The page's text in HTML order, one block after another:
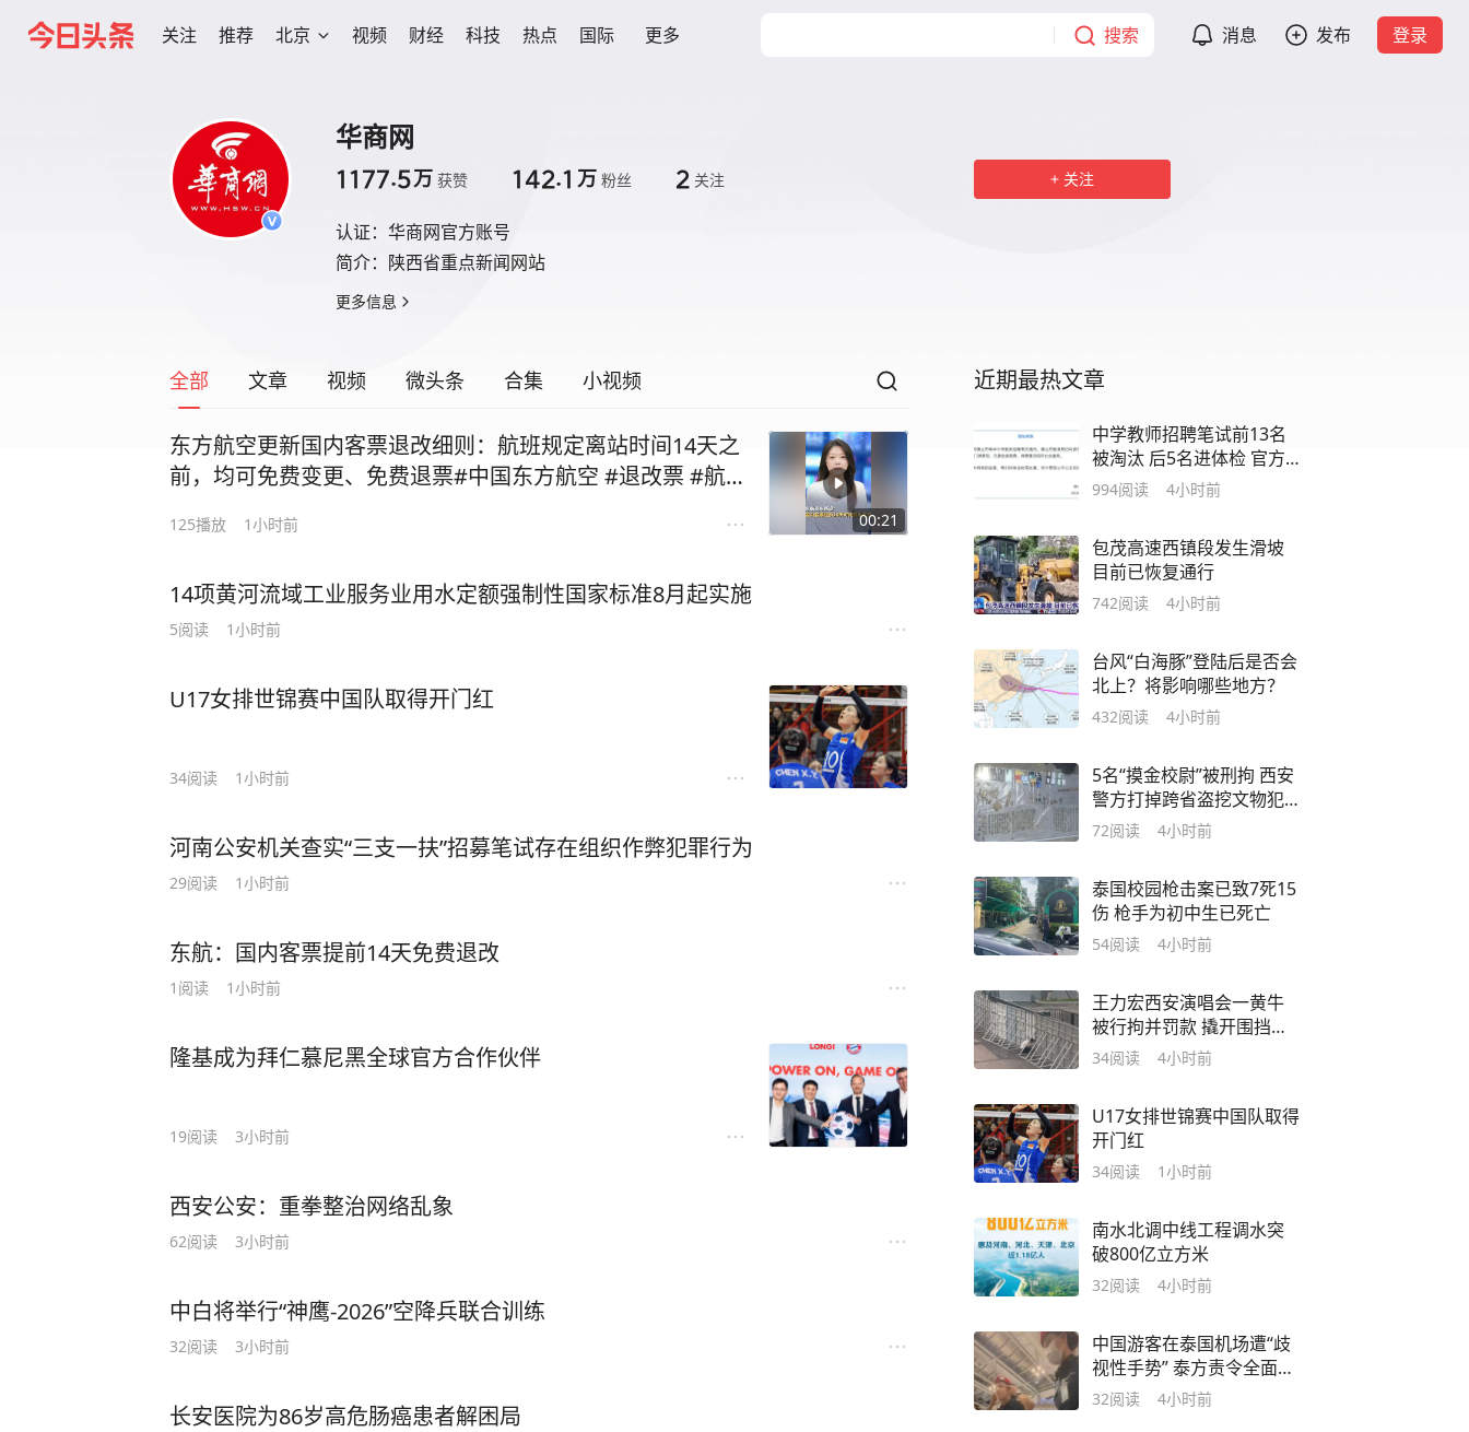
关注 推荐 北京 视频 财经 科技 热点 国际 更多 搜索 消息 发布 登录
华商网
1177.5万 获赞 142.1 万 粉丝 2 关注
认证： 华商网官方账号
简介： 陕西省重点新闻网站
更多信息
关注
全部 文章 视频 微头条 合集 小视频
00:21
东方航空更新国内客票退改细则：航班规定离站时间14天之
前，均可免费变更、免费退票#中国东方航空 #退改票 #航
125播放 1小时前
14项黄河流域工业服务业用水定额强制性国家标准8月起实施
5阅读 1小时前
U17女排世锦赛中国队取得开门红
34阅读 1小时前
河南公安机关查实“三支一扶”招募笔试存在组织作弊犯罪行为
29阅读 1小时前
东航：国内客票提前14天免费退改
1 阅读 1小时前
隆基成为拜仁慕尼黑全球官方合作伙伴
19阅读 3小时前
西安公安：重拳整治网络乱象
62阅读 3小时前
中白将举行“神鹰-2026”空降兵联合训练
32阅读 3小时前
长安医院为86岁高危肠癌患者解困局
近期最热文章
中学教师招聘笔试前13名
被淘汰 后5名进体检 官方
介入调查
994阅读 4小时前
包茂高速西镇段发生滑坡
目前已恢复通行
742阅读 4小时前
台风“白海豚”登陆后是否会
北上？将影响哪些地方？
432阅读 4小时前
5名“摸金校尉”被刑拘 西安
警方打掉跨省盗挖文物犯
罪链
72阅读 4小时前
泰国校园枪击案已致7死15
伤 枪手为初中生已死亡
54阅读 4小时前
王力宏西安演唱会一黄牛
被行拘并罚款 撬开围挡带
10人进场
34阅读 4小时前
U17女排世锦赛中国队取得
开门红
34阅读 1小时前
南水北调中线工程调水突
破800亿立方米
32阅读 4小时前
中国游客在泰国机场遭“歧
视性手势” 泰方责令全面调
查
32阅读 4小时前